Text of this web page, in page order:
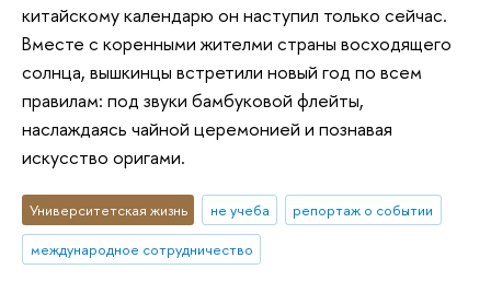
китайскому календарю он наступил только сейчас.
Вместе с коренными жителми страны восходящего
солнца, вышкинцы встретили новый год по всем
правилам: под звуки бамбуковой флейты,
наслаждаясь чайной церемонией и познавая
искусство оригами.
Университетская жизнь не учеба
репортаж о событии
международное сотрудничество